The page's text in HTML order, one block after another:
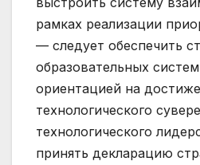
рамках реализации
— следует обеспечить
образовательных
ориентацией на
технологического
технологического
принять декларацию